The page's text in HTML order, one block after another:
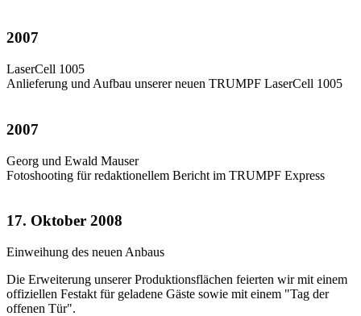
2007
LaserCell 1005
Anlieferung und Aufbau unserer neuen TRUMPF LaserCell 1005
2007
Georg und Ewald Mauser
Fotoshooting für redaktionellem Bericht im TRUMPF Express
17. Oktober 2008
Einweihung des neuen Anbaus
Die Erweiterung unserer Produktionsflächen feierten wir mit einem
offiziellen Festakt für geladene Gäste sowie mit einem "Tag der
offenen Tür".